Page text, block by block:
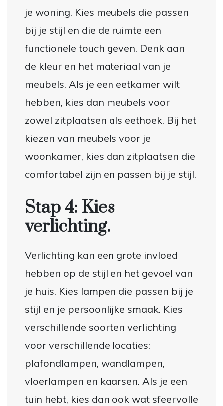
je woning. Kies meubels die passen
bij je stijl en die de ruimte een
functionele touch geven. Denk aan
de kleur en het materiaal van je
meubels. Als je een eetkamer wilt
hebben, kies dan meubels voor
zowel zitplaatsen als eethoek. Bij het
kiezen van meubels voor je
woonkamer, kies dan zitplaatsen die
comfortabel zijn en passen bij je stijl.
Stap 4: Kies
verlichting.
Verlichting kan een grote invloed
hebben op de stijl en het gevoel van
je huis. Kies lampen die passen bij je
stijl en je persoonlijke smaak. Kies
verschillende soorten verlichting
voor verschillende locaties:
plafondlampen, wandlampen,
vloerlampen en kaarsen. Als je een
tuin hebt, kies dan ook wat sfeervolle